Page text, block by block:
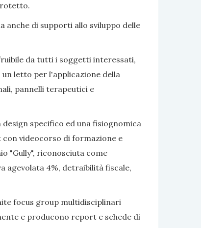
anche di supporti allo sviluppo delle
da tutti i soggetti interessati,
letto per l'applicazione della
pannelli terapeutici e
specifico ed una fisiognomica
con videocorso di formazione e
"Gully", riconosciuta come
agevolata 4%, detraibilità fiscale,
focus group multidisciplinari
e producono report e schede di